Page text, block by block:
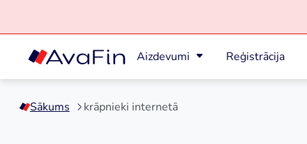
Skip
content
Aizdevumi Reģistrācija
Sākums krāpnieki internetā